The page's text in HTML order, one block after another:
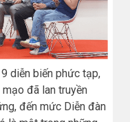
diễn biến phức tạp,
đã lan truyền
đến mức Diễn đàn